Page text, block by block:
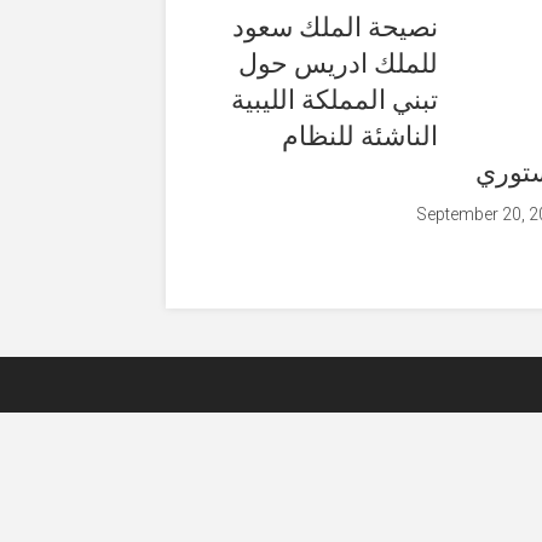
نصيحة الملك سعود
للملك ادريس حول
تبني المملكة الليبية
الناشئة للنظام
September 20,